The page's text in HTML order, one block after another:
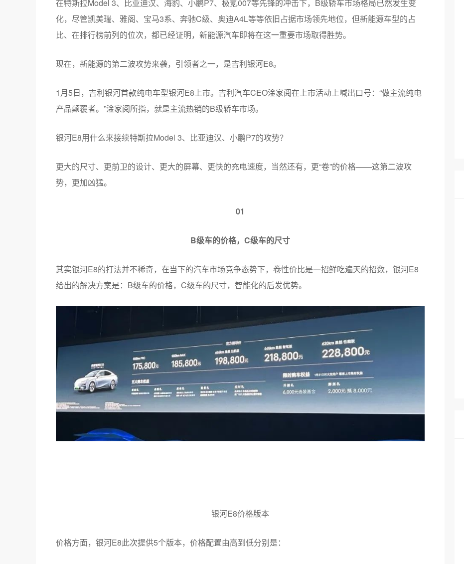
在特斯拉Model 3、比亚迪汉、海豹、小鹏P7、极氪007等先锋的冲击下，B级轿车市场格局已然发生变
化，尽管凯美瑞、雅阁、宝马3系、奔驰C级、奥迪A4L等等依旧占据市场领先地位，但新能源车型的占
比、在排行榜前列的位次，都已经证明，新能源汽车即将在这一重要市场取得胜势。
现在，新能源的第二波攻势来袭，引领者之一，是吉利银河E8。
1月5日，吉利银河首款纯电车型银河E8上市。吉利汽车CEO淦家阅在上市活动上喊出口号：“做主流纯电
产品颠覆者。”淦家阅所指，就是主流热销的B级轿车市场。
银河E8用什么来接续特斯拉Model 3、比亚迪汉、小鹏P7的攻势？
更大的尺寸、更前卫的设计、更大的屏幕、更快的充电速度，当然还有，更“卷”的价格——这第二波攻
势，更加凶猛。
01
B级车的价格，C级车的尺寸
其实银河E8的打法并不稀奇，在当下的汽车市场竞争态势下，卷性价比是一招鲜吃遍天的招数，银河E8
给出的解决方案是：B级车的价格，C级车的尺寸，智能化的后发优势。
银河E8价格版本
价格方面，银河E8此次提供5个版本，价格配置由高到低分别是：